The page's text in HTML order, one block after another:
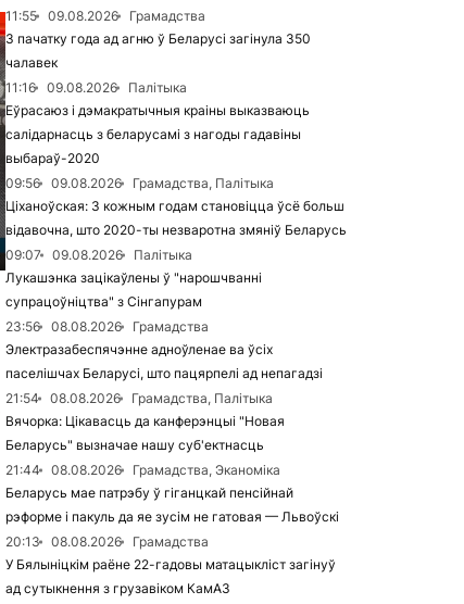
11:55
09.08.2026
Грамадства
З пачатку года ад агню ў Беларусі загінула 350
чалавек
11:16
09.08.2026
Палітыка
Еўрасаюз і дэмакратычныя краіны выказваюць
салідарнасць з беларусамі з нагоды гадавіны
выбараў-2020
09:56
09.08.2026
Грамадства, Палітыка
Ціханоўская: З кожным годам становіцца ўсё больш
відавочна, што 2020-ты незваротна змяніў Беларусь
09:07
09.08.2026
Палітыка
Лукашэнка зацікаўлены ў "нарошчванні
супрацоўніцтва" з Сінгапурам
23:56
08.08.2026
Грамадства
Электразабеспячэнне адноўленае ва ўсіх
паселішчах Беларусі, што пацярпелі ад непагадзі
21:54
08.08.2026
Грамадства, Палітыка
Вячорка: Цікавасць да канферэнцыі "Новая
Беларусь" вызначае нашу суб'ектнасць
21:44
08.08.2026
Грамадства, Эканоміка
Беларусь мае патрэбу ў гіганцкай пенсійнай
рэформе і пакуль да яе зусім не гатовая — Львоўскі
20:13
08.08.2026
Грамадства
У Бялыніцкім раёне 22-гадовы матацыкліст загінуў
ад сутыкнення з грузавіком КамАЗ